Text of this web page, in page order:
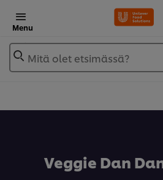
Menu
Mitä olet etsimässä?
Veggie Dan